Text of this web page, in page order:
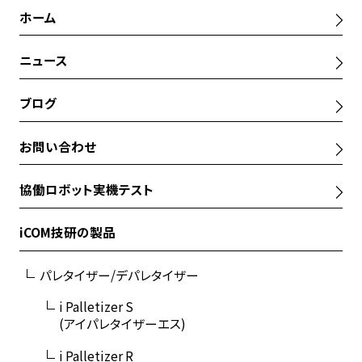
ホーム
ニュース
ブログ
お問い合わせ
協働ロボット実機テスト
iCOM技研の製品
パレタイザー/デパレタイザー
i Palletizer S
(アイパレタイザーエス)
i Palletizer R